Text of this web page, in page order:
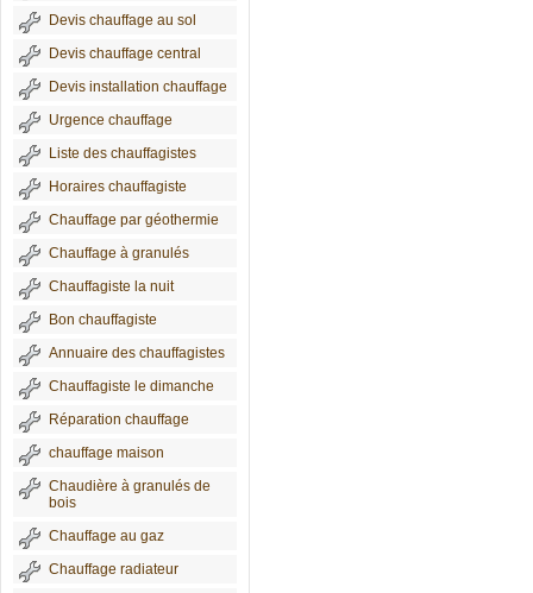
Devis chauffage au sol
Devis chauffage central
Devis installation chauffage
Urgence chauffage
Liste des chauffagistes
Horaires chauffagiste
Chauffage par géothermie
Chauffage à granulés
Chauffagiste la nuit
Bon chauffagiste
Annuaire des chauffagistes
Chauffagiste le dimanche
Réparation chauffage
chauffage maison
Chaudière à granulés de
bois
Chauffage au gaz
Chauffage radiateur